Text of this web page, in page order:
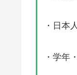
・日
・学